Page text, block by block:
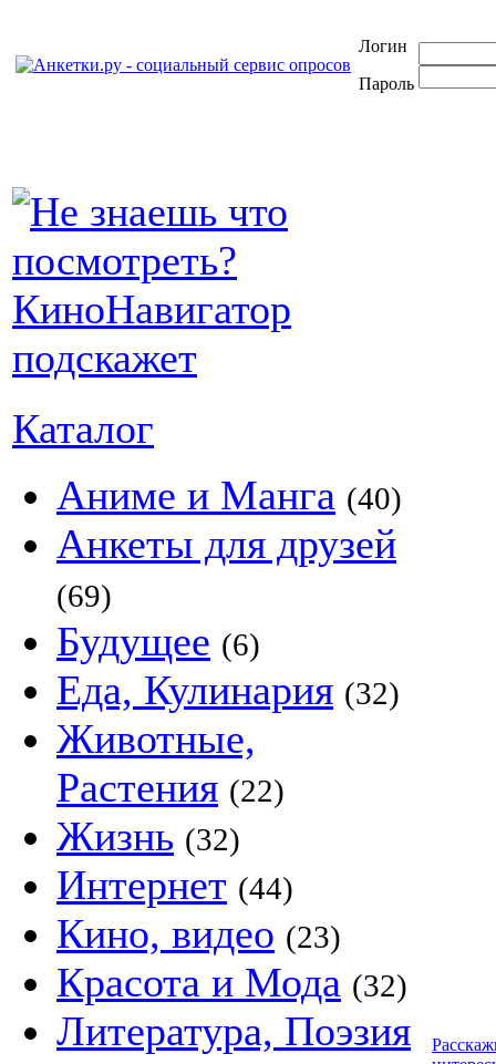
Логин
Пароль
Каталог
Аниме и Манга (40)
Анкеты для друзей
(69)
Будущее (6)
Еда, Кулинария (32)
Животные,
Растения (22)
Жизнь (32)
Интернет (44)
Кино, видео (23)
Красота и Мода (32)
Литература, Поэзия